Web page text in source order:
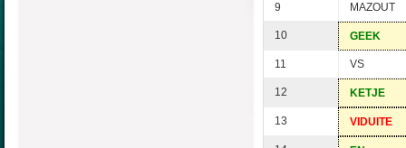
9 MAZOUT
10 GEEK
11 VS
12 KETJE
13 VIDUITE